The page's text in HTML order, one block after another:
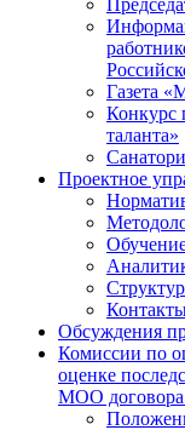
Газета
Конкурс
таланта»
Проектное
Обсуждения
Комиссии по
оценке
МОО договора